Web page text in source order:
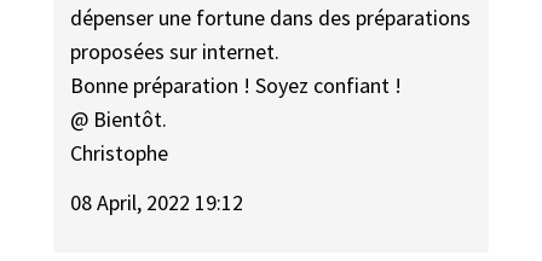
dépenser une fortune dans des préparations
proposées sur internet.
Bonne préparation ! Soyez confiant !
@ Bientôt.
Christophe
08 April, 2022 19:12